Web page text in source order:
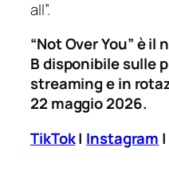
all”.
“Not Over You” è
B disponibile sulle
streaming e in
22 maggio 2026.
TikTok| Instagram |